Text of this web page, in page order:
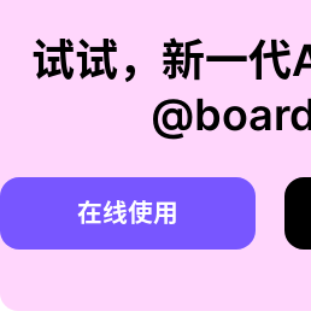
试试，新一代
在线使用